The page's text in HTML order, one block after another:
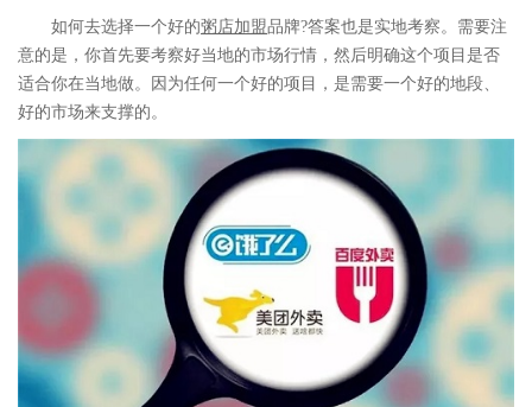
如何去选择一个好的粥店加盟品牌?答案也是实地考察。需要注
意的是，你首先要考察好当地的市场行情，然后明确这个项目是否
适合你在当地做。因为任何一个好的项目，是需要一个好的地段、
好的市场来支撑的。